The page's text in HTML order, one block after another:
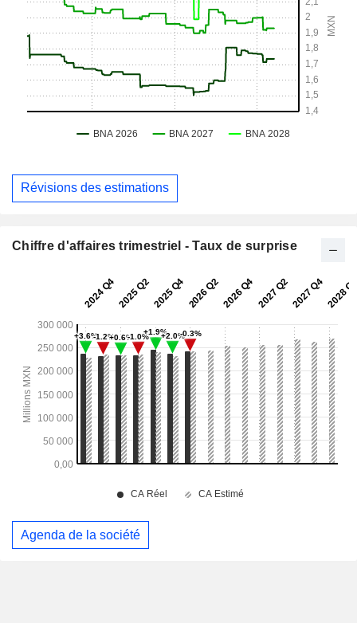
Révisions des estimations
Chiffre d'affaires trimestriel - Taux de surprise
Agenda de la société